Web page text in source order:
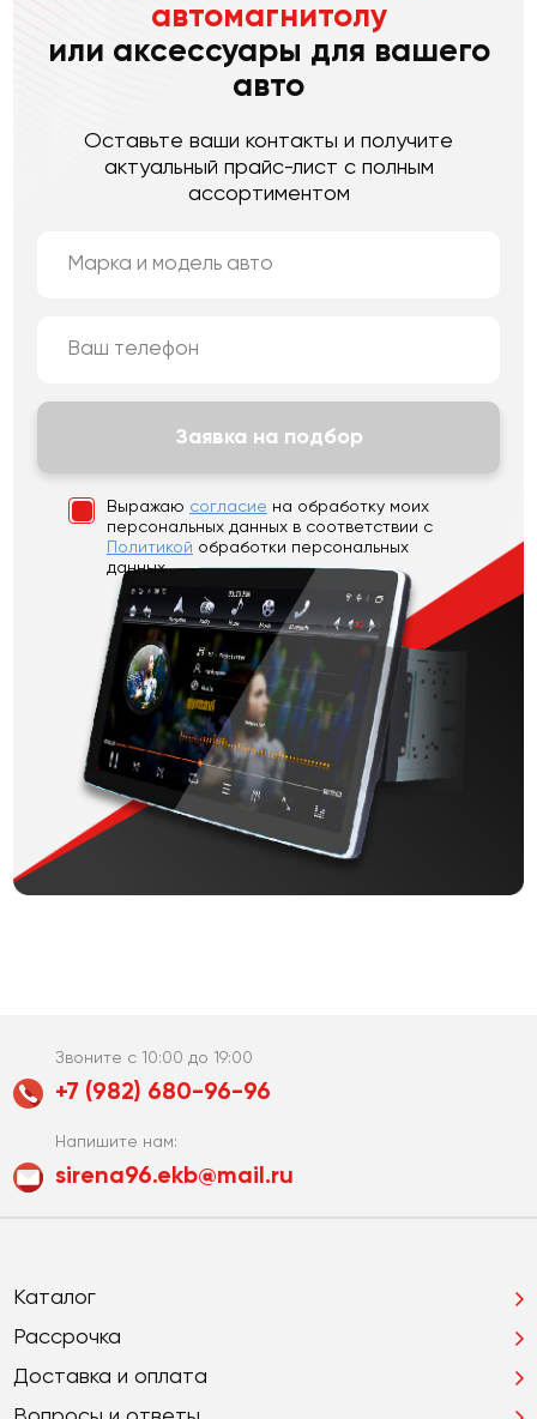
автомагнитолу
или аксессуары для вашего
авто
Оставьте ваши контакты и получите
актуальный прайс-лист с полным
ассортиментом
Выражаю согласие на обработку моих
персональных данных в соответствии с
Политикой обработки персональных
данных
Заявка на подбор
Звоните с 10:00 до 19:00
+7 (982) 680-96-96
Напишите нам:
sirena96.ekb@mail.ru
Каталог
Рассрочка
Доставка и оплата